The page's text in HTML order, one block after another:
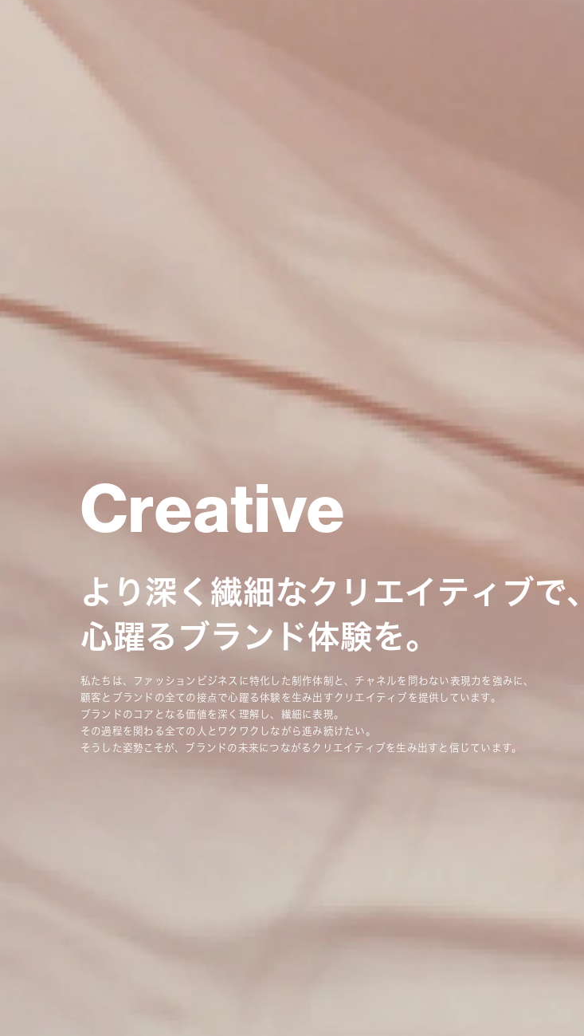
Creative
より深く繊細なクリエイティブで、
心躍るブランド体験を。
私たちは、ファッションビジネスに特化した制作体制と、チャネルを問わない表現力を強みに、
顧客とブランドの全ての接点で心躍る体験を生み出すクリエイティブを提供しています。
ブランドのコアとなる価値を深く理解し、繊細に表現。
その過程を関わる全ての人とワクワクしながら進み続けたい。
そうした姿勢こそが、ブランドの未来につながるクリエイティブを生み出すと信じています。